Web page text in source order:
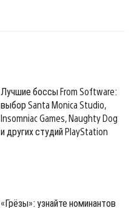
Лучшие боссы From Software:
выбор Santa Monica Studio,
Insomniac Games, Naughty Dog
и других студий PlayStation
«Грёзы»: узнайте номинантов